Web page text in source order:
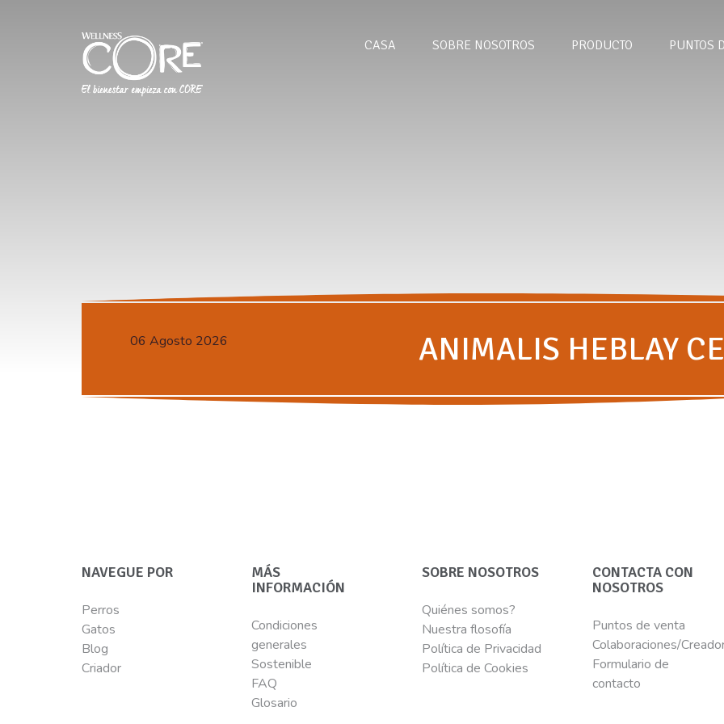
CASA SOBRE NOSOTROS PRODUCTO PUNTOS
06 Agosto 2026 ANIMALIS HEBLAY
NAVEGUE POR
Perros
Gatos
Blog
Criador
MÁS
INFORMACIÓN
Condiciones
generales
Sostenible
FAQ
Glosario
SOBRE NOSOTROS
Quiénes somos?
Nuestra flosofía
Política de Privacidad
Política de Cookies
CONTACTA CON
NOSOTROS
Puntos de venta
Colaboraciones/
Formulario de
contacto